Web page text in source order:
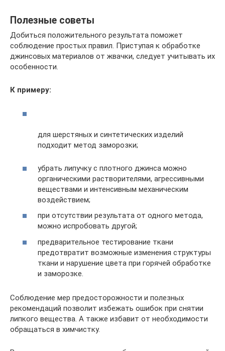
Полезные советы
Добиться положительного результата поможет
соблюдение простых правил. Приступая к обработке
джинсовых материалов от жвачки, следует учитывать их
особенности.
К примеру:
для шерстяных и синтетических изделий
подходит метод заморозки;
убрать липучку с плотного джинса можно
органическими растворителями, агрессивными
веществами и интенсивным механическим
воздействием;
при отсутствии результата от одного метода,
можно испробовать другой;
предварительное тестирование ткани
предотвратит возможные изменения структуры
ткани и нарушение цвета при горячей обработке
и заморозке.
Соблюдение мер предосторожности и полезных
рекомендаций позволит избежать ошибок при снятии
липкого вещества. А также избавит от необходимости
обращаться в химчистку.